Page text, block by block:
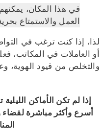
في هذا المكان،
العمل والاستمتاع
لذا، إذا كنت ترغب في
أو العاملات في المكاتب،
والتخلص من قيود الهوية،
إذا لم تكن الأماكن